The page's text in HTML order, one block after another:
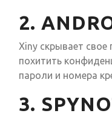
2.
Xiny скрывает свое
похитить
пароли и номера
3.